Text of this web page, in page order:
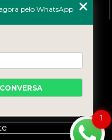
1
pelo WhatsApp